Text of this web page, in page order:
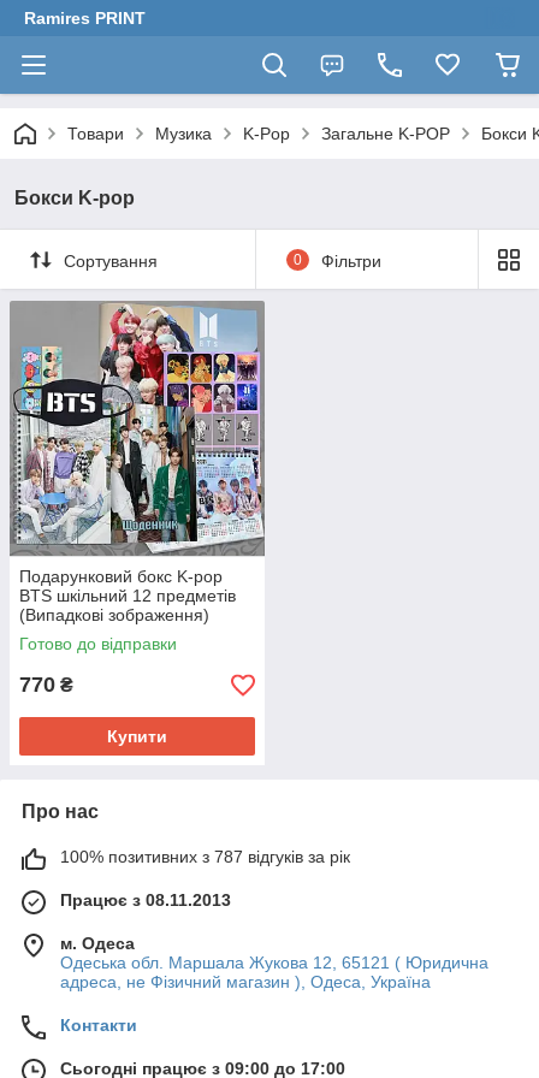
Ramires PRINT
Товари Музика K-Pop Загальне K-POP Бокси
Бокси K-pop
Сортування 0 Фільтри
Подарунковий бокс K-pop
BTS шкільний 12 предметів
(Випадкові зображення)
Готово до відправки
770 ₴
Купити
Про нас
100% позитивних з 787 відгуків за рік
Працює з 08.11.2013
м. Одеса
Одеська обл. Маршала Жукова 12, 65121 ( Юридична
адреса, не Фізичний магазин ), Одеса, Україна
Контакти
Сьогодні працює з 09:00 до 17:00